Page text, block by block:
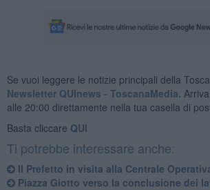
Se vuoi leggere le notizie principali della
Newsletter QUInews - ToscanaMedia.
alle 20:00 direttamente nella tua casella di
Basta cliccare QUI
Ti potrebbe interessare anche:
​Il Prefetto in visita alla Centrale
​Piazza Giotto verso la conclusione dei